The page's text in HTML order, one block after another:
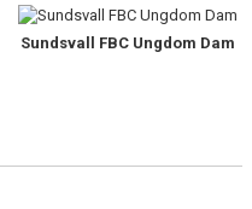
Sundsvall FBC Ungdom Dam